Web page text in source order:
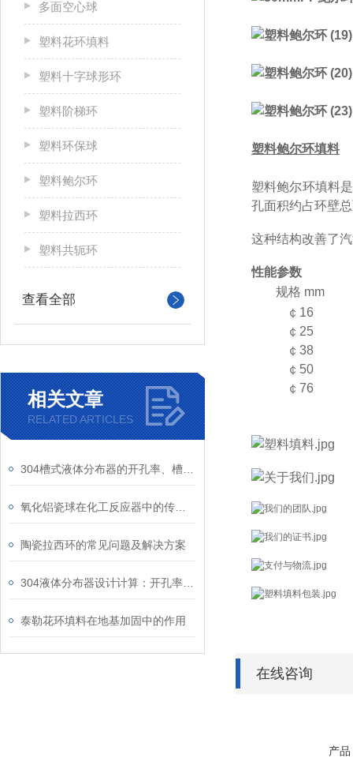
多面空心球
塑料花环填料
塑料十字球形环
塑料阶梯环
塑料环保球
塑料鲍尔环
塑料拉西环
塑料共轭环
查看全部
相关文章
RELATED ARTICLES
陶瓷拉西环的常见问题及解决方案
泰勒花环填料在地基加固中的作用
塑料鲍尔环填料
塑料鲍尔环填料
孔面积约占环壁
这种结构改善了
性能参数
规格 mm
￠16
￠25
￠38
￠50
￠76
在线咨询
产品